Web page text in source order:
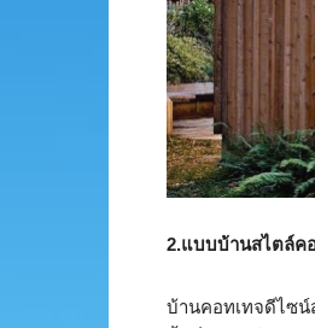
2.แบบบ้านสไตล์ค
บ้านคอทเทจดีไซน์